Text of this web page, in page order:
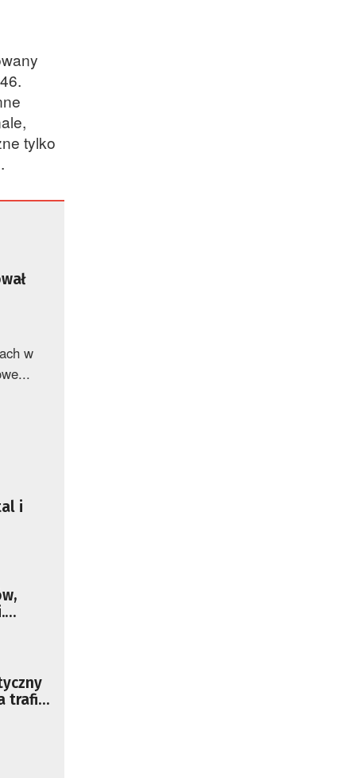
tylko
w
i
trafiła